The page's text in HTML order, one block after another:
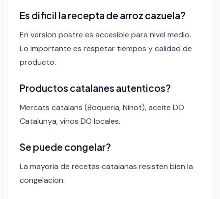
Es dificil la recepta de arroz cazuela?
En version postre es accesible para nivel medio.
Lo importante es respetar tiempos y calidad de
producto.
Productos catalanes autenticos?
Mercats catalans (Boqueria, Ninot), aceite DO
Catalunya, vinos DO locales.
Se puede congelar?
La mayoria de recetas catalanas resisten bien la
congelacion.